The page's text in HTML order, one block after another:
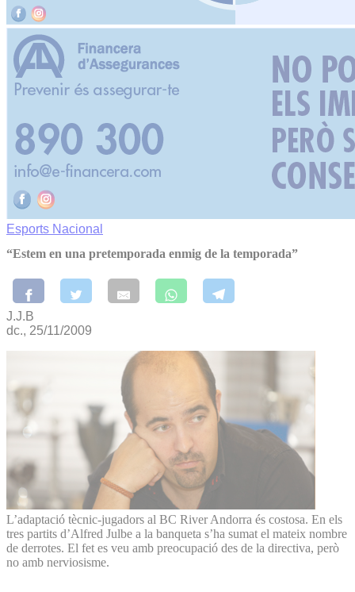
Esports Nacional
“Estem en una pretemporada enmig de la temporada”
J.J.B
dc., 25/11/2009
L’adaptació tècnic-jugadors al BC River Andorra és costosa. En els
tres partits d’Alfred Julbe a la banqueta s’ha sumat el mateix nombre
de derrotes. El fet es veu amb preocupació des de la directiva, però
no amb nerviosisme.